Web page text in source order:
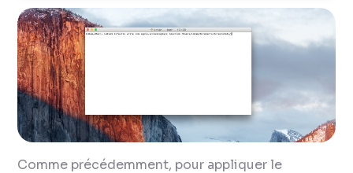
Comme précédemment, pour appliquer le